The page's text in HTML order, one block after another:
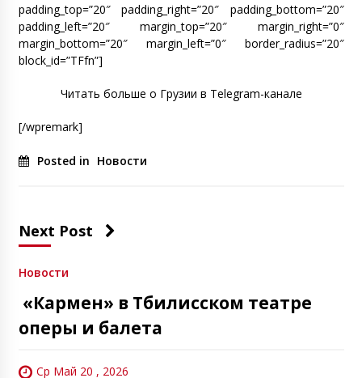
padding_top=”20″ padding_right=”20″ padding_bottom=”20″
padding_left=”20″ margin_top=”20″ margin_right=”0″
margin_bottom=”20″ margin_left=”0″ border_radius=”20″
block_id=”TFfn”]
Читать больше о Грузии в Telegram-канале
[/wpremark]
Posted in Новости
Next Post
Новости
«Кармен» в Тбилисском театре
оперы и балета
Ср Май 20 , 2026